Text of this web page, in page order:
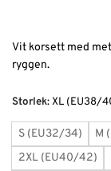
Vit korsett med
ryggen.
Storlek:XL (EU38/
S (EU32/34) M
2XL (EU40/42)
Alternative: